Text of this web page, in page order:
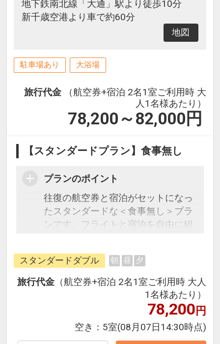
地下鉄南北線「大通」駅より徒歩10分
新千歳空港より車で約60分
地図
駐車場あり 大浴場
旅行代金
（航空券+宿泊 2名1室ご利用時 大
人1名様あたり）
78,200～82,000 円
【スタンダードプラン】食事無し
プランのポイント
往復の航空券と宿泊がセットになっ
たスタンダードな＜食事無し＞プラ
ンです。フライトと宿泊を自由に組
ージだから、一都市滞在はもちろん
周遊旅行にも最適！
旅行期間中の1泊だけの宿泊や延
泊・飛び泊なども自由自在です。
フライトは、安心のJAL（または
JALグループ）確約！フライトマイ
ル50%貯まります。
スタンダードダブル 朝 昼 夕
旅行代金 （航空券+宿泊 2名1室ご利用時 大人
1名様あたり）
78,200円
空き： 5室(08月07日14:30時点)